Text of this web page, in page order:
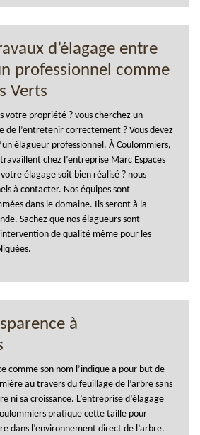
d’élagage entre
professionnel comme
Verts
votre propriété ? vous cherchez un
de l’entretenir correctement ? Vous devez
élagueur professionnel. À Coulommiers,
chez l’entreprise Marc Espaces
élagage soit bien réalisé ? nous
à contacter. Nos équipes sont
dans le domaine. Ils seront à la
Sachez que nos élagueurs sont
intervention de qualité même pour les
à
comme son nom l’indique a pour but de
au travers du feuillage de l’arbre sans
ni sa croissance. L’entreprise d’élagage
pratique cette taille pour
dans l’environnement direct de l’arbre.